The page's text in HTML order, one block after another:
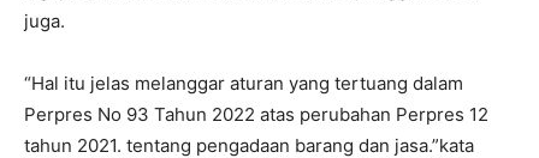
juga.
“Hal itu jelas melanggar aturan yang tertuang dalam
Perpres No 93 Tahun 2022 atas perubahan Perpres 12
tahun 2021. tentang pengadaan barang dan jasa.”kata